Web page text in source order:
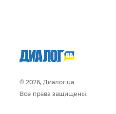
© 2026, Диалог.ua
Все права защищены.